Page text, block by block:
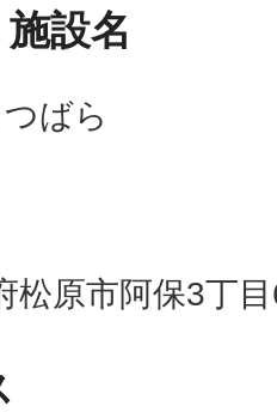
設名
ばら
松原市阿保3丁